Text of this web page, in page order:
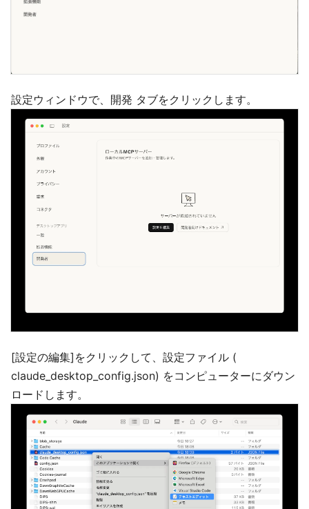
設定ウィンドウで、開発 タブをクリックします。
[設定の編集]をクリックして、設定ファイル (
claude_desktop_config.json) をコンピューターにダウン
ロードします。